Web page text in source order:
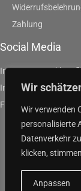
Wir
Wir verwenden
personalisierte
Datenverkehr
klicken,
Anpassen
Zahlung
Social Media
Instagram |
Instagram |
Facebook | Klaus